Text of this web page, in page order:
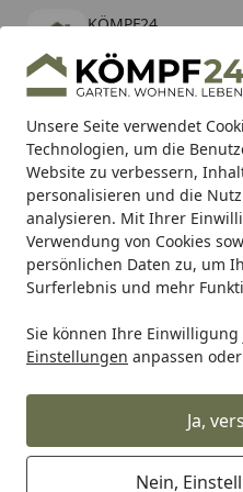
Unsere Seite verwendet
Technologien, um die
Website zu verbessern,
personalisieren und die
analysieren. Mit Ihrer
Verwendung von Cookies
persönlichen Daten zu, um
Surferlebnis und mehr
Sie können Ihre
Einstellungen anpassen
Ja,
Nein,
KÖMPF24
kostenlos - Im App Store
Alle Produkte
Mein Konto
Suchen
Karibu Pools inkl.
Starterset
Startseite
SBS Bremsbacken
SBS